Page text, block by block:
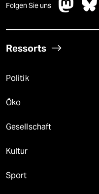
Folgen Sie uns
Ressorts
Politik
Öko
Gesellschaft
Kultur
Sport